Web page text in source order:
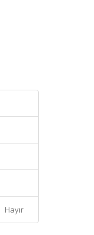
Hayır